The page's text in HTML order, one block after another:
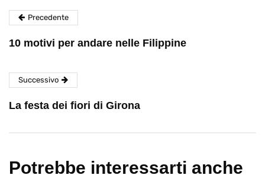
Precedente
10 motivi per andare nelle Filippine
Successivo
La festa dei fiori di Girona
Potrebbe interessarti anche